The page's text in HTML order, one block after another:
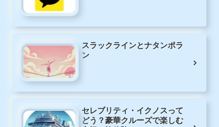
スラックラインとナタンポラ
ン
セレブリティ・イクノスって
どう？豪華クルーズで楽しむ